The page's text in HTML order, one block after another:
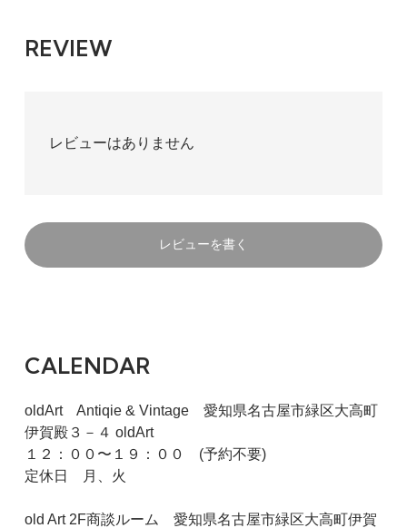
REVIEW
レビューはありません
レビューを書く
CALENDAR
oldArt Antiqie & Vintage 愛知県名古屋市緑区大高町
伊賀殿３－４ oldArt
１２：００〜１９：００ (予約不要)
定休日 月、火
old Art 2F商談ルーム 愛知県名古屋市緑区大高町伊賀